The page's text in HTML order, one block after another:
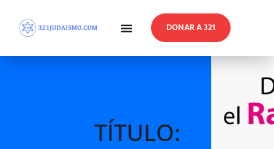
DONAR A 321
TÍTULO: